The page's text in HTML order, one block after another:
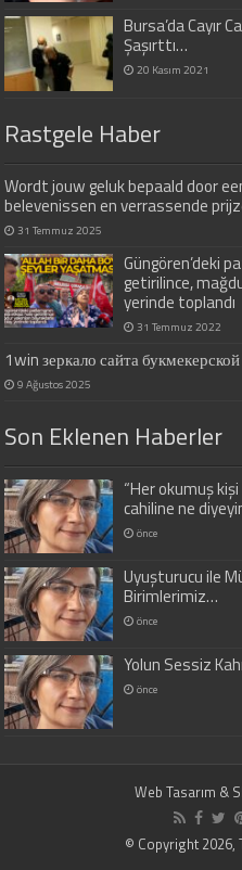
Bursa’da Cayır
Şaşırttı…
20 Kasım 2021
Rastgele Haber
Wordt jouw geluk bepaald door
belevenissen en verrassende
31 Temmuz 2025
Güngören’deki
getirilince,
yerinde toplandı
31 Temmuz 2022
1win зеркало сайта
9 Ağustos 2025
Son Eklenen Haberler
“Her okumuş
cahiline ne
önce
Uyuşturucu ile
Birimlerimiz…
önce
Yolun Sessiz
önce
Web Tasarım &
© Copyright 2026,